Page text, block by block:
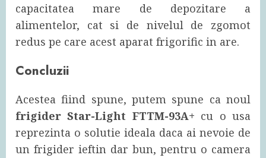
capacitatea mare de depozitare a
alimentelor, cat si de nivelul de zgomot
redus pe care acest aparat frigorific in are.
Concluzii
Acestea fiind spune, putem spune ca noul
frigider Star-Light FTTM-93A+ cu o usa
reprezinta o solutie ideala daca ai nevoie de
un frigider ieftin dar bun, pentru o camera